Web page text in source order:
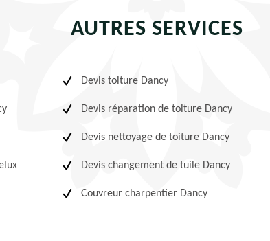
AUTRES SERVICES
Devis toiture Dancy
Devis réparation de toiture Dancy
Devis nettoyage de toiture Dancy
Devis changement de tuile Dancy
Couvreur charpentier Dancy